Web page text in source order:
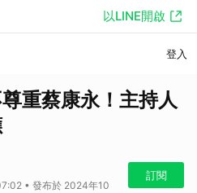
以LINE開啟
登入
重蔡康永！主持人
• 發布於 2024年10
訂閱